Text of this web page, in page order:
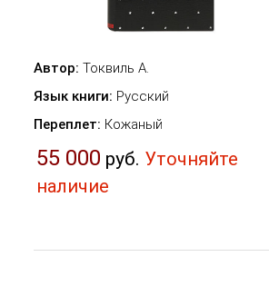
Автор: Токвиль А.
Язык книги: Русский
Переплет: Кожаный
55 000 руб. Уточняйте
наличие